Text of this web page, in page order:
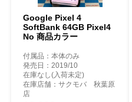
Google Pixel 4
SoftBank 64GB Pixel4
No 商品カラー
付属品：本体のみ
発売日：2019/10
在庫なし(入荷未定)
在庫店舗：サクモバ 秋葉原
店